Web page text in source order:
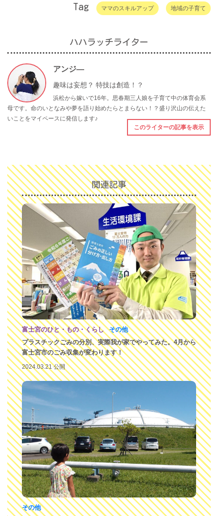
Tag ママのスキルアップ 地域の子育て
ハハラッチライター
アンジ―
趣味は妄想？ 特技は創造！？
浜松から嫁いで16年。思春期三人娘を子育て中の体育会系
母です。命のいとなみや夢を語り始めたらとまらない！？盛り沢山の伝えた
いことをマイペースに発信します♪
このライターの記事を表示
関連記事
富士宮のひと・もの・くらし
その他
プラスチックごみの分別、実際我が家でやってみた。4月から
富士宮市のごみ収集が変わります！
2024.03.21 公開
その他